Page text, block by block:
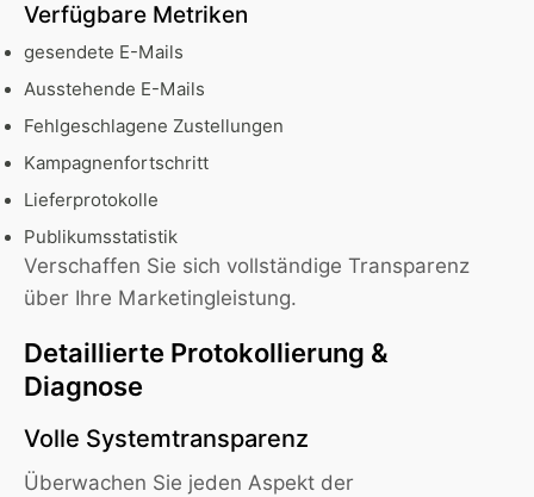
Verfügbare Metriken
gesendete E-Mails
Ausstehende E-Mails
Fehlgeschlagene Zustellungen
Kampagnenfortschritt
Lieferprotokolle
Publikumsstatistik
Verschaffen Sie sich vollständige Transparenz
über Ihre Marketingleistung.
Detaillierte Protokollierung &
Diagnose
Volle Systemtransparenz
Überwachen Sie jeden Aspekt der